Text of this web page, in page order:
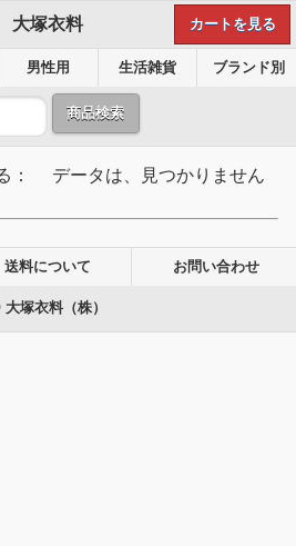
大塚衣料 カートを見る
男性用 生活雑貨 ブランド別
商品検索
： データは、見つかりません
送料について お問い合わせ
塚衣料（株）